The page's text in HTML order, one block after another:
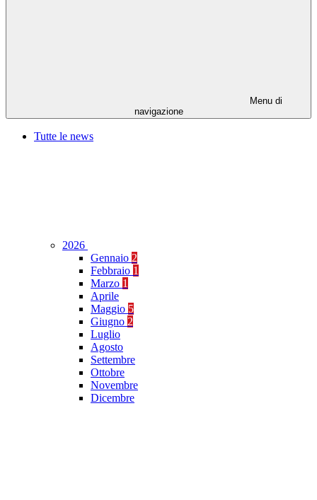
Menu di
navigazione
Tutte le news
2026
Gennaio 2
Febbraio 1
Marzo 1
Aprile
Maggio 5
Giugno 2
Luglio
Agosto
Settembre
Ottobre
Novembre
Dicembre